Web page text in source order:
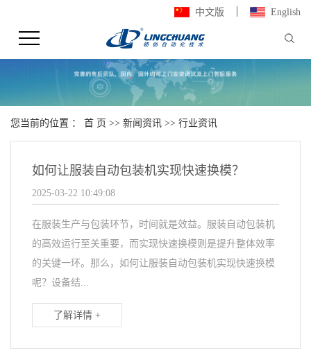
中文版 English
您当前的位置 ： 首 页 >> 新闻资讯 >> 行业资讯
如何让服装自动包装机实现快速换模？
2025-03-22 10:49:08
在服装生产与包装环节，时间就是效益。服装自动包装机
的高效运行至关重要，而实现快速换模则是提升整体效率
的关键一环。那么，如何让服装自动包装机实现快速换模
呢？设备结...
了解详情 +